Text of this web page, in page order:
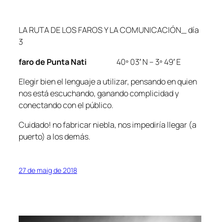
LA RUTA DE LOS FAROS Y LA COMUNICACIÓN_ día
3
faro de Punta Nati 40º 03′ N – 3º 49′ E
Elegir bien el lenguaje a utilizar, pensando en quien
nos está escuchando, ganando complicidad y
conectando con el público.
Cuidado! no fabricar niebla, nos impediría llegar (a
puerto) a los demás.
27 de maig de 2018